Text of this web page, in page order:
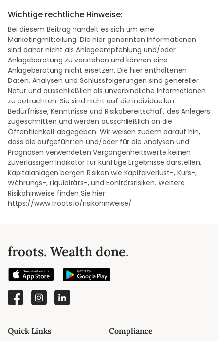
Wichtige rechtliche Hinweise:
Bei diesem Beitrag handelt es sich um eine
Marketingmitteilung. Die hier genannten Informationen
sind daher nicht als Anlageempfehlung und/oder
Anlageberatung zu verstehen und können eine
Anlageberatung nicht ersetzen. Die hier enthaltenen
Daten, Analysen und Schlussfolgerungen sind genereller
Natur und ausschließlich als unverbindliche Informationen
zu betrachten. Sie sind nicht auf die individuellen
Bedürfnisse, Kenntnisse und Risikobereitschaft des Anlegers
zugeschnitten und werden ausschließlich an die
Öffentlichkeit abgegeben. Wir weisen zudem darauf hin,
dass die aufgeführten und/oder für die Analysen und
Prognosen verwendeten Vergangenheitswerte keinen
zuverlässigen Indikator für künftige Ergebnisse darstellen.
Kapitalanlagen bergen Risiken wie Kapitalverlust-, Kurs-,
Währungs-, Liquiditäts-, und Bonitätsrisiken. Weitere
Risikohinweise finden Sie hier:
https://www.froots.io/risikohinweise/
froots. Wealth done.
Quick Links Compliance